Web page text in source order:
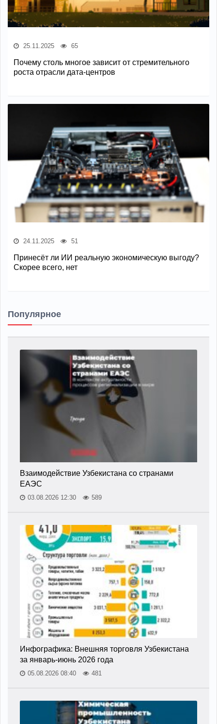
25.11.2025 65
Почему столь многое зависит от стремительного
роста отрасли дата-центров
24.11.2025 51
Принесёт ли ИИ реальную экономическую выгоду?
Скорее всего, нет
Популярное
Взаимодействие Узбекистана со странами
ЕАЭС
03.08.2026 12:30 589
Инфографика: Внешняя торговля Узбекистана
за январь-июнь 2026 года
05.08.2026 08:40 481